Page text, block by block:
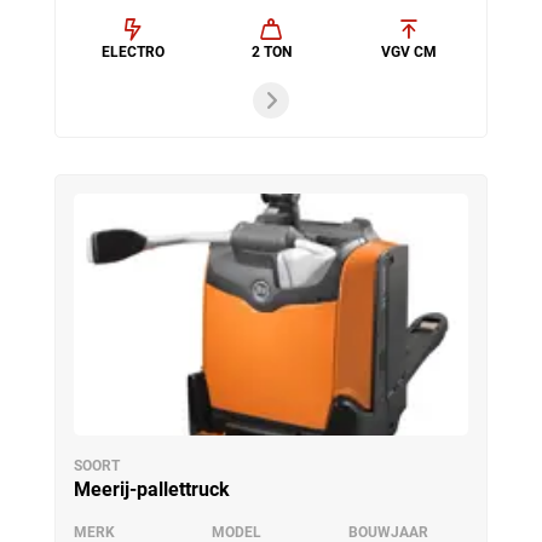
ELECTRO 2 TON VGV CM
SOORT
Meerij-pallettruck
MERK MODEL BOUWJAAR